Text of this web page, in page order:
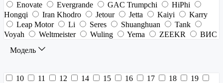
Enovate
Evergrande GAC Trumpchi
HiPhi
Hongqi
Iran Khodro Jetour Jetta Kaiyi
Karry
Leap Motor
Li Seres Shuanghuan
Tank
Voyah
Weltmeister Wuling Yema ZEEKR
ВИС
Модель
10 11 12 14 15 16 17 18
19